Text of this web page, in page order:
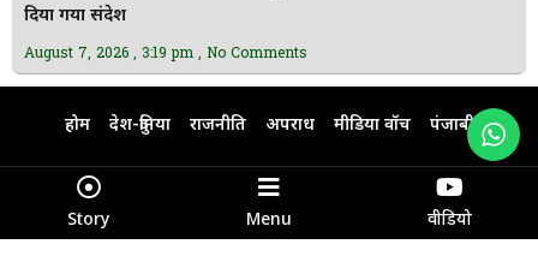
दिया गया संदेश
August 7, 2026 3:19 pm No Comments
होम देश-दुनिया राजनीति अपराध मीडिया वॉच पंजाबी
हिंदी न्यूज़ About Us
Disclaimer
Advertisement with us
Story Menu वीडियो